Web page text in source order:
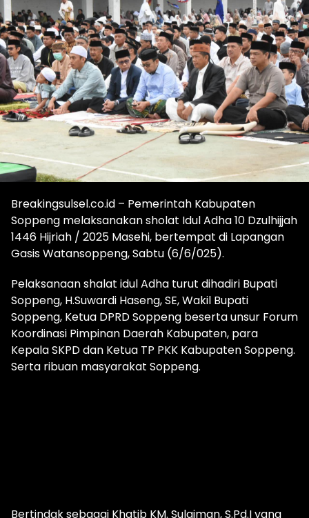
Breakingsulsel.co.id – Pemerintah Kabupaten
Soppeng melaksanakan sholat Idul Adha 10 Dzulhijjah
1446 Hijriah / 2025 Masehi, bertempat di Lapangan
Gasis Watansoppeng, Sabtu (6/6/025).
Pelaksanaan shalat idul Adha turut dihadiri Bupati
Soppeng, H.Suwardi Haseng, SE, Wakil Bupati
Soppeng, Ketua DPRD Soppeng beserta unsur Forum
Koordinasi Pimpinan Daerah Kabupaten, para
Kepala SKPD dan Ketua TP PKK Kabupaten Soppeng.
Serta ribuan masyarakat Soppeng.
Bertindak sebagai Khatib KM. Sulaiman, S.Pd.I yang